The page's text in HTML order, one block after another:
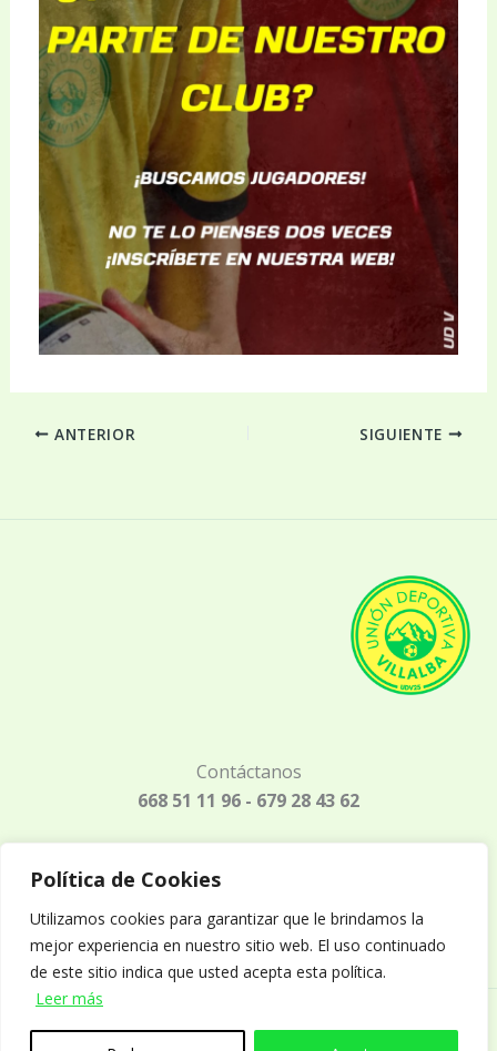
Política de Cookies
Utilizamos cookies para garantizar que le brindamos la
mejor experiencia en nuestro sitio web. El uso continuado
de este sitio indica que usted acepta esta política.
Leer más
ANTERIOR SIGUIENTE
Contáctanos
668 51 11 96 - 679 28 43 62
Aviso legal
Política de privacidad
Política de cookies
Página web desarrollada porShodo Marketing y